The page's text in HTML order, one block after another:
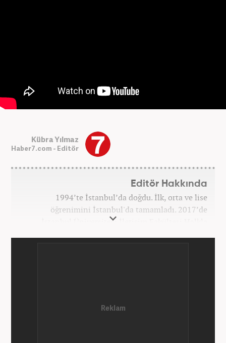
Kübra Yılmaz
Haber7.com - Editör
Editör Hakkında
1994’te İstanbul’da doğdu. İlk, orta ve lise
öğrenimini İstanbul'da tamamladı. 2017’de
İstanbul Üniversitesi İletişim Fakültesi Halkla